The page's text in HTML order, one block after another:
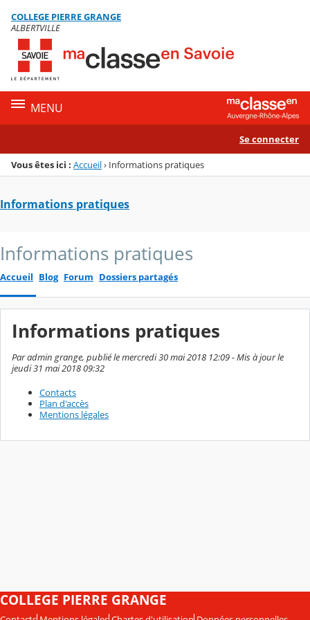
Menu de la rubrique
Contenu
COLLEGE PIERRE GRANGE
ALBERTVILLE
MENU
Se connecter
Vous êtes ici : Accueil› Informations pratiques
Informations pratiques
Informations pratiques
Accueil Blog Forum Dossiers partagés
Informations pratiques
Par admin grange, publié le mercredi 30 mai 2018 12:09 - Mis à jour le
jeudi 31 mai 2018 09:32
Contacts
Plan d'accès
Mentions légales
COLLEGE PIERRE GRANGE